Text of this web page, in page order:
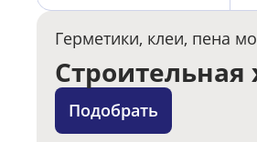
Герметики, клеи, пена
Подобрать